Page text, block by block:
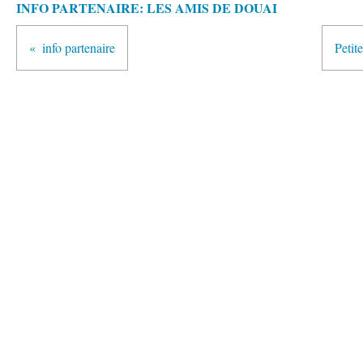
INFO PARTENAIRE: LES AMIS DE DOUAI
info partenaire